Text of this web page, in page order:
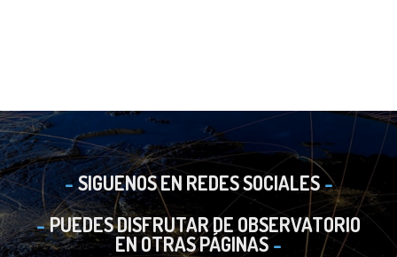
SIGUENOS EN REDES SOCIALES
PUEDES DISFRUTAR DE OBSERVATORIO
EN OTRAS PÁGINAS